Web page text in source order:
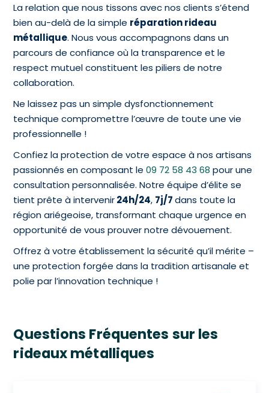
La relation que nous tissons avec nos clients s’étend
bien au-delà de la simple réparation rideau
métallique. Nous vous accompagnons dans un
parcours de confiance où la transparence et le
respect mutuel constituent les piliers de notre
collaboration.
Ne laissez pas un simple dysfonctionnement
technique compromettre l’œuvre de toute une vie
professionnelle !
Confiez la protection de votre espace à nos artisans
passionnés en composant le09 72 58 43 68 pour une
consultation personnalisée. Notre équipe d’élite se
tient prête à intervenir24h/24, 7j/7dans toute la
région ariégeoise, transformant chaque urgence en
opportunité de vous prouver notre dévouement.
Offrez à votre établissement la sécurité qu’il mérite –
une protection forgée dans la tradition artisanale et
polie par l’innovation technique !
Questions Fréquentes sur les
rideaux métalliques